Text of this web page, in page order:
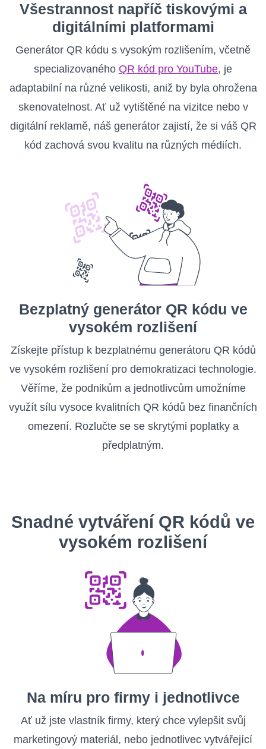
Všestrannost napříč tiskovými a
digitálními platformami
Generátor QR kódu s vysokým rozlišením, včetně
specializovaného QR kód pro YouTube, je
adaptabilní na různé velikosti, aniž by byla ohrožena
skenovatelnost. Ať už vytištěné na vizitce nebo v
digitální reklamě, náš generátor zajistí, že si váš QR
kód zachová svou kvalitu na různých médiích.
Bezplatný generátor QR kódu ve
vysokém rozlišení
Získejte přístup k bezplatnému generátoru QR kódů
ve vysokém rozlišení pro demokratizaci technologie.
Věříme, že podnikům a jednotlivcům umožníme
využít sílu vysoce kvalitních QR kódů bez finančních
omezení. Rozlučte se se skrytými poplatky a
předplatným.
Snadné vytváření QR kódů ve
vysokém rozlišení
Na míru pro firmy i jednotlivce
Ať už jste vlastník firmy, který chce vylepšit svůj
marketingový materiál, nebo jednotlivec vytvářející